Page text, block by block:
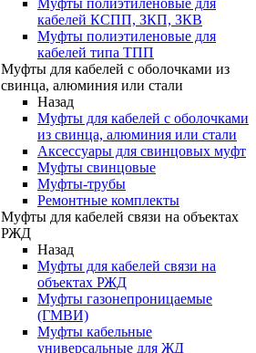
Муфты полиэтиленовые для
кабелей КСПП, ЗКП, ЗКВ
Муфты полиэтиленовые для
кабелей типа ТПП
Муфты для кабелей с оболочками из
свинца, алюминия или стали
Назад
Муфты для кабелей с оболочками
из свинца, алюминия или стали
Аксессуары для свинцовых муфт
Муфты свинцовые
Муфты-трубы
Ремонтные комплекты
Муфты для кабелей связи на объектах
РЖД
Назад
Муфты для кабелей связи на
объектах РЖД
Муфты газонепроницаемые
(ГМВИ)
Муфты кабельные
универсальные для ЖД